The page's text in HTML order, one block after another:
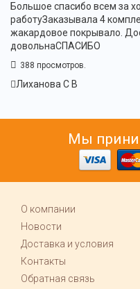
Большое спасибо всем за
работуЗаказывала 4
жакардовое покрывало.
довольнаСПАСИБО
388 просмотров.
Лиханова С В
Мы
О компании
Новости
Доставка и условия
Контакты
Обратная связь